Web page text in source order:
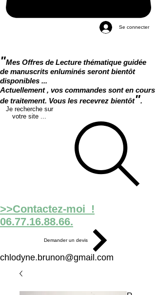
Se connecter
"Mes Offres de Lecture thématique guidée
de manuscrits enluminés seront bientôt
disponibles ...
Actuellement , vos commandes sont en cours
de traitement. Vous les recevrez bientôt".
Je recherche sur
votre site ...
>>Contactez-moi !
06.77.16.88.66.
Demander un devis
chlodyne.brunon@gmail.com